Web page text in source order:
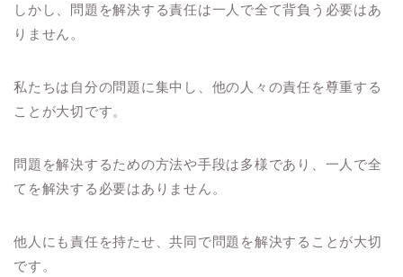
しかし、問題を解決する責任は一人で全て背負う必要はあ
りません。
私たちは自分の問題に集中し、他の人々の責任を尊重する
ことが大切です。
問題を解決するための方法や手段は多様であり、一人で全
てを解決する必要はありません。
他人にも責任を持たせ、共同で問題を解決することが大切
です。